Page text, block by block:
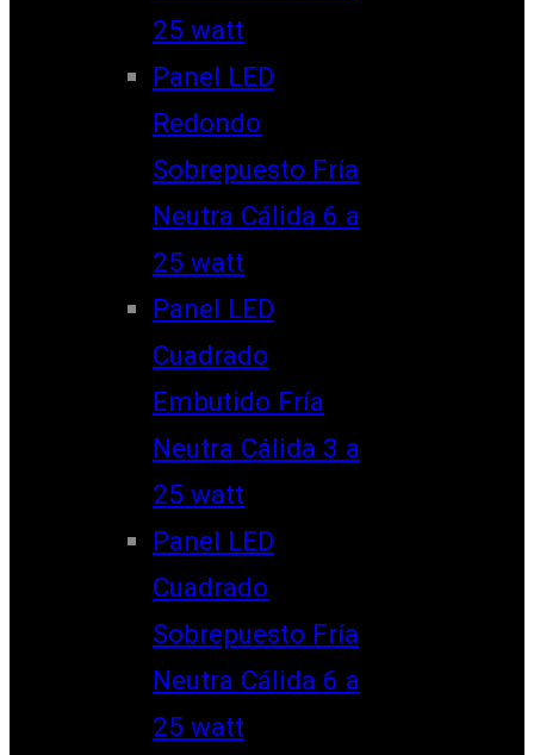
25 watt
Panel LED
Redondo
Sobrepuesto Fría
Neutra Cálida 6 a
25 watt
Panel LED
Cuadrado
Embutido Fría
Neutra Cálida 3 a
25 watt
Panel LED
Cuadrado
Sobrepuesto Fría
Neutra Cálida 6 a
25 watt